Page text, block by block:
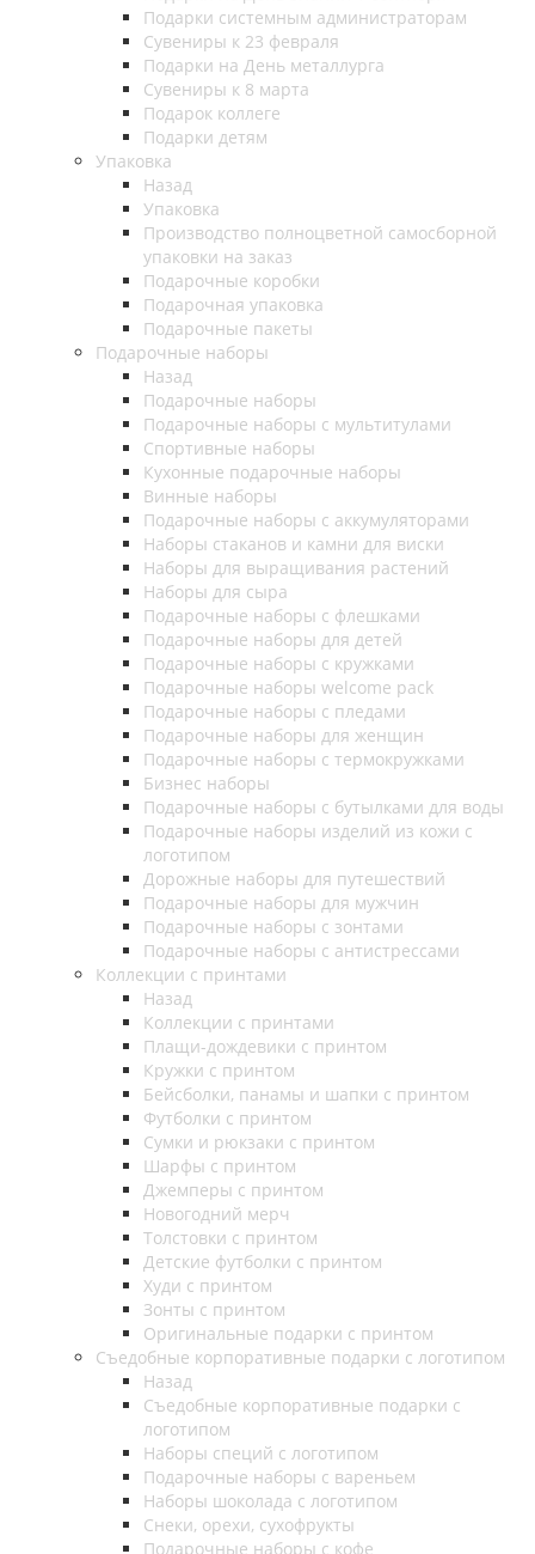
Подарки системным администраторам
Сувениры к 23 февраля
Подарки на День металлурга
Сувениры к 8 марта
Подарок коллеге
Подарки детям
Упаковка
Назад
Упаковка
Производство полноцветной самосборной
упаковки на заказ
Подарочные коробки
Подарочная упаковка
Подарочные пакеты
Подарочные наборы
Назад
Подарочные наборы
Подарочные наборы с мультитулами
Спортивные наборы
Кухонные подарочные наборы
Винные наборы
Подарочные наборы с аккумуляторами
Наборы стаканов и камни для виски
Наборы для выращивания растений
Наборы для сыра
Подарочные наборы с флешками
Подарочные наборы для детей
Подарочные наборы с кружками
Подарочные наборы welcome pack
Подарочные наборы с пледами
Подарочные наборы для женщин
Подарочные наборы с термокружками
Бизнес наборы
Подарочные наборы с бутылками для воды
Подарочные наборы изделий из кожи с
логотипом
Дорожные наборы для путешествий
Подарочные наборы для мужчин
Подарочные наборы с зонтами
Подарочные наборы с антистрессами
Коллекции с принтами
Назад
Коллекции с принтами
Плащи-дождевики с принтом
Кружки с принтом
Бейсболки, панамы и шапки с принтом
Футболки с принтом
Сумки и рюкзаки с принтом
Шарфы с принтом
Джемперы с принтом
Новогодний мерч
Толстовки с принтом
Детские футболки с принтом
Худи с принтом
Зонты с принтом
Оригинальные подарки с принтом
Съедобные корпоративные подарки с логотипом
Назад
Съедобные корпоративные подарки с
логотипом
Наборы специй с логотипом
Подарочные наборы с вареньем
Наборы шоколада с логотипом
Снеки, орехи, сухофрукты
Подарочные наборы с кофе